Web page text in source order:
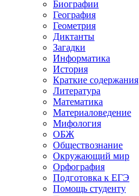
Биографии
География
Геометрия
Диктанты
Загадки
Информатика
История
Краткие содержания
Литература
Математика
Материаловедение
Мифология
ОБЖ
Обществознание
Окружающий мир
Орфография
Подготовка к ЕГЭ
Помощь студенту